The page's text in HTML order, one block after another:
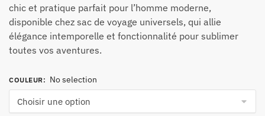
chic et pratique parfait pour l’homme moderne,
disponible chez sac de voyage universels, qui allie
élégance intemporelle et fonctionnalité pour sublimer
toutes vos aventures.
COULEUR: No selection